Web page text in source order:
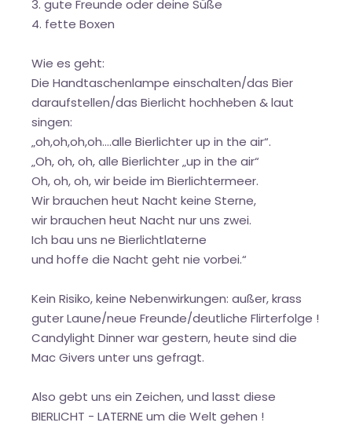
3. gute Freunde oder deine Süße
4. fette Boxen
Wie es geht:
Die Handtaschenlampe einschalten/das Bier
daraufstellen/das Bierlicht hochheben & laut
singen:
„oh,oh,oh,oh….alle Bierlichter up in the air“.
„Oh, oh, oh, alle Bierlichter „up in the air“
Oh, oh, oh, wir beide im Bierlichtermeer.
Wir brauchen heut Nacht keine Sterne,
wir brauchen heut Nacht nur uns zwei.
Ich bau uns ne Bierlichtlaterne
und hoffe die Nacht geht nie vorbei.“
Kein Risiko, keine Nebenwirkungen: außer, krass
guter Laune/neue Freunde/deutliche Flirterfolge !
Candylight Dinner war gestern, heute sind die
Mac Givers unter uns gefragt.
Also gebt uns ein Zeichen, und lasst diese
BIERLICHT - LATERNE um die Welt gehen !